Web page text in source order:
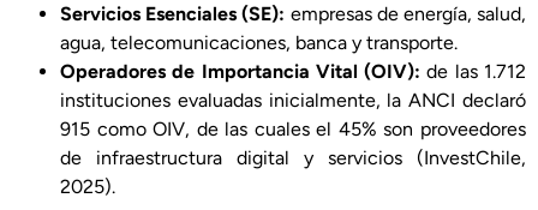
Servicios Esenciales (SE): empresas de energía, salud,
agua, telecomunicaciones, banca y transporte.
Operadores de Importancia Vital (OIV): de las 1.712
instituciones evaluadas inicialmente, la ANCI declaró
915 como OIV, de las cuales el 45% son proveedores
de infraestructura digital y servicios (InvestChile,
2025).